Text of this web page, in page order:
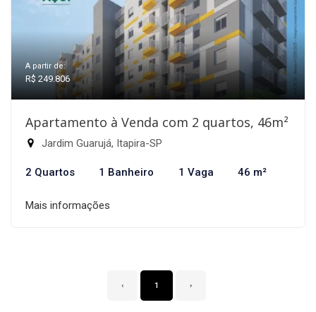
A partir de:
R$ 249.806
Apartamento à Venda com 2 quartos, 46m²
Jardim Guarujá, Itapira-SP
2 Quartos 1 Banheiro 1 Vaga 46 m²
Mais informações
‹ 1 ›